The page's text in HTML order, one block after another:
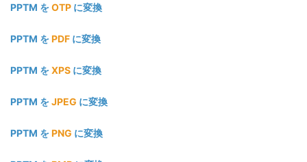
PPTM をOTP に変換
PPTM をPDF に変換
PPTM をXPS に変換
PPTM をJPEG に変換
PPTM をPNG に変換